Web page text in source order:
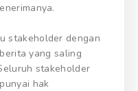
stakeholder dengan
yang saling
stakeholder
hak